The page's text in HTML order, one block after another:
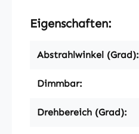
Eigenschaften:
Abstrahlwinkel (Grad):
Dimmbar:
Drehbereich (Grad):